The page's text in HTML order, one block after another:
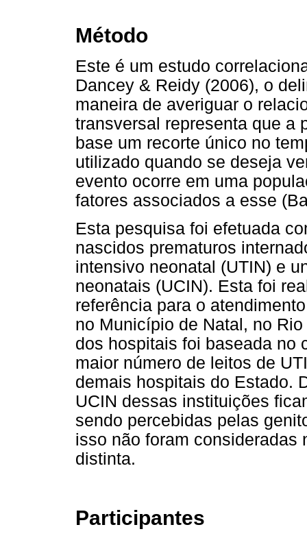
Método
Este é um estudo
Dancey & Reidy (2006), o
maneira de averiguar o
transversal representa que a
base um recorte único no
utilizado quando se deseja
evento ocorre em uma
fatores associados a esse
Esta pesquisa foi efetuada
nascidos prematuros
intensivo neonatal (UTIN) e
neonatais (UCIN). Esta foi
referência para o
no Município de Natal, no
dos hospitais foi baseada no
maior número de leitos de
demais hospitais do Estado.
UCIN dessas instituições
sendo percebidas pelas
isso não foram consideradas
distinta.
Participantes